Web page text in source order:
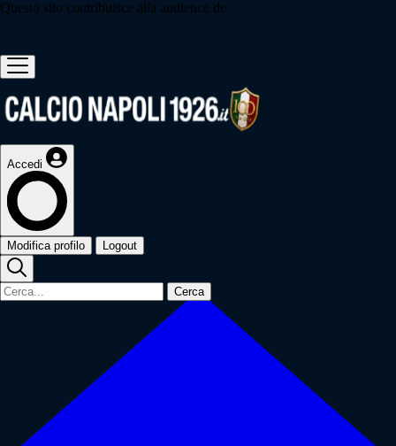
Questo sito contribuisce alla audience de
Accedi
Modifica profilo Logout
Cerca